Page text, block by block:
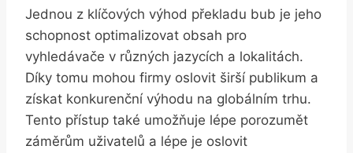
Jednou z klíčových výhod překladu bub je jeho
schopnost ⁤optimalizovat obsah pro
vyhledávače v různých ⁢jazycích ​a⁣ lokalitách.
Díky tomu mohou firmy ‌oslovit⁣ širší publikum a
získat konkurenční výhodu na globálním⁣ trhu.
Tento přístup také umožňuje lépe porozumět
záměrům uživatelů ​a lépe je oslovit